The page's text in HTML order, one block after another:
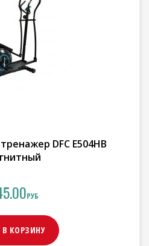
DFC E504HB
РУБ
В КОРЗИНУ